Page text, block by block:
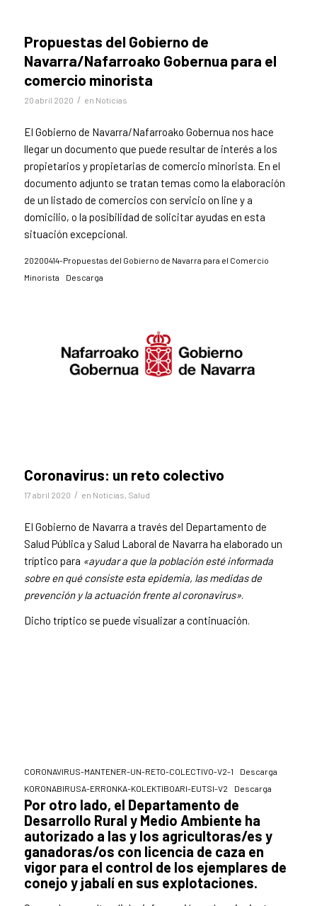
Propuestas del Gobierno de
Navarra/Nafarroako Gobernua para el
comercio minorista
20 abril 2020 / en Noticias
El Gobierno de Navarra/Nafarroako Gobernua nos hace
llegar un documento que puede resultar de interés a los
propietarios y propietarias de comercio minorista. En el
documento adjunto se tratan temas como la elaboración
de un listado de comercios con servicio on line y a
domicilio, o la posibilidad de solicitar ayudas en esta
situación excepcional.
20200414-Propuestas del Gobierno de Navarra para el Comercio
Minorista
Descarga
Coronavirus: un reto colectivo
17 abril 2020 / en Noticias Salud
El Gobierno de Navarra a través del Departamento de
Salud Pública y Salud Laboral de Navarra ha elaborado un
tríptico para «ayudar a que la población esté informada
sobre en qué consiste esta epidemia, las medidas de
prevención y la actuación frente al coronavirus».
Dicho tríptico se puede visualizar a continuación.
CORONAVIRUS-MANTENER-UN-RETO-COLECTIVO-V2-1
Descarga
KORONABIRUSA-ERRONKA-KOLEKTIBOARI-EUTSI-V2
Descarga
Por otro lado, el Departamento de
Desarrollo Rural y Medio Ambiente ha
autorizado a las y los agricultoras/es y
ganadoras/os con licencia de caza en
vigor para el control de los ejemplares de
conejo y jabalí en sus explotaciones.